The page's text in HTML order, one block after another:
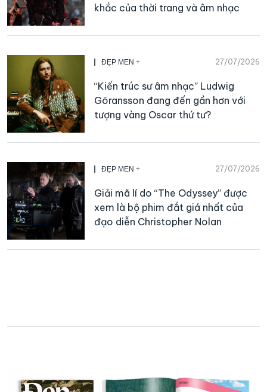
khắc của thời trang và âm nhạc
ĐẸP MEN + 27/07/2026
“Kiến trúc sư âm nhạc” Ludwig
Göransson đang đến gần hơn với
tượng vàng Oscar thứ tư?
ĐẸP MEN + 27/07/2026
Giải mã lí do “The Odyssey” được
xem là bộ phim đắt giá nhất của
đạo diễn Christopher Nolan